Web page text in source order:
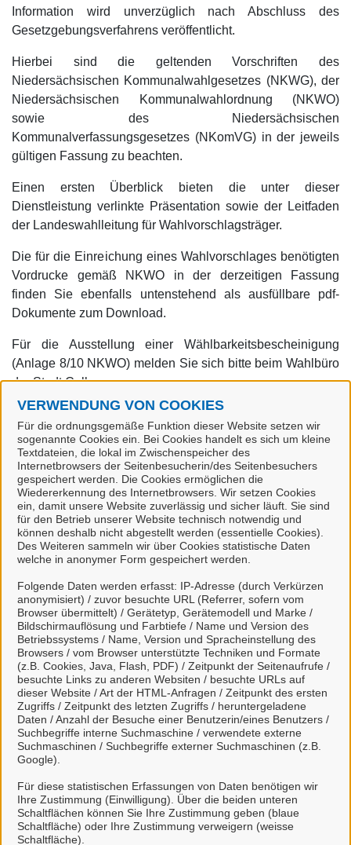
VERWENDUNG VON COOKIES
Für die ordnungsgemäße Funktion dieser Website setzen wir
sogenannte Cookies ein. Bei Cookies handelt es sich um kleine
Textdateien, die lokal im Zwischenspeicher des
Internetbrowsers der Seitenbesucherin/des Seitenbesuchers
gespeichert werden. Die Cookies ermöglichen die
Wiedererkennung des Internetbrowsers. Wir setzen Cookies
ein, damit unsere Website zuverlässig und sicher läuft. Sie sind
für den Betrieb unserer Website technisch notwendig und
können deshalb nicht abgestellt werden (essentielle Cookies).
Des Weiteren sammeln wir über Cookies statistische Daten
welche in anonymer Form gespeichert werden.
Folgende Daten werden erfasst: IP-Adresse (durch Verkürzen
anonymisiert) / zuvor besuchte URL (Referrer, sofern vom
Browser übermittelt) / Gerätetyp, Gerätemodell und Marke /
Bildschirmauflösung und Farbtiefe / Name und Version des
Betriebssystems / Name, Version und Spracheinstellung des
Browsers / vom Browser unterstützte Techniken und Formate
(z.B. Cookies, Java, Flash, PDF) / Zeitpunkt der Seitenaufrufe /
besuchte Links zu anderen Websiten / besuchte URLs auf
dieser Website / Art der HTML-Anfragen / Zeitpunkt des ersten
Zugriffs / Zeitpunkt des letzten Zugriffs / heruntergeladene
Daten / Anzahl der Besuche einer Benutzerin/eines Benutzers /
Suchbegriffe interne Suchmaschine / verwendete externe
Suchmaschinen / Suchbegriffe externer Suchmaschinen (z.B.
Google).
Für diese statistischen Erfassungen von Daten benötigen wir
Ihre Zustimmung (Einwilligung). Über die beiden unteren
Schaltflächen können Sie Ihre Zustimmung geben (blaue
Schaltfläche) oder Ihre Zustimmung verweigern (weisse
Schaltfläche).
Information wird unverzüglich nach Abschluss des
Gesetzgebungsverfahrens veröffentlicht.
Hierbei sind die geltenden Vorschriften des
Niedersächsischen Kommunalwahlgesetzes (NKWG), der
Niedersächsischen Kommunalwahlordnung (NKWO)
sowie des Niedersächsischen
Kommunalverfassungsgesetzes (NKomVG) in der jeweils
gültigen Fassung zu beachten.
Einen ersten Überblick bieten die unter dieser
Dienstleistung verlinkte Präsentation sowie der Leitfaden
der Landeswahlleitung für Wahlvorschlagsträger.
Die für die Einreichung eines Wahlvorschlages benötigten
Vordrucke gemäß NKWO in der derzeitigen Fassung
finden Sie ebenfalls untenstehend als ausfüllbare pdf-
Dokumente zum Download.
Für die Ausstellung einer Wählbarkeitsbescheinigung
(Anlage 8/10 NKWO) melden Sie sich bitte beim Wahlbüro
der Stadt Celle.
Sofern für Ihren Wahlvorschlag die Sammlung von
Unterstützungsunterschriften erforderlich ist, erhalten Sie
die entsprechenden Formblätter ebenfalls direkt beim
Wahlbüro. An Parteien und Wählergruppen können diese
erst ausgehändigt werden, wenn die
Aufstellungsversammlung erfolgt ist. Dies ist schriftlich zu
versichern.
Für weitere Fragen steht Ihnen das Wahlbüro der Stadt
zur Verfügung.
Dokumente
Kontakt